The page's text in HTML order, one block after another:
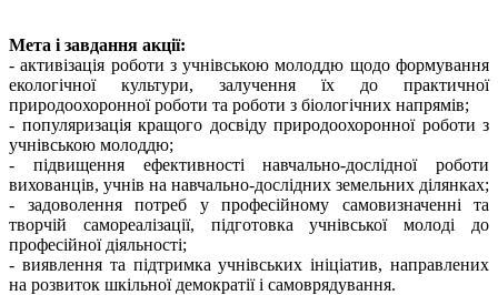
Мета і завдання акції:
- активізація роботи з учнівською молоддю щодо формування
екологічної культури, залучення їх до практичної
природоохоронної роботи та роботи з біологічних напрямів;
- популяризація кращого досвіду природоохоронної роботи з
учнівською молоддю;
- підвищення ефективності навчально-дослідної роботи
вихованців, учнів на навчально-дослідних земельних ділянках;
- задоволення потреб у професійному самовизначенні та
творчій самореалізації, підготовка учнівської молоді до
професійної діяльності;
- виявлення та підтримка учнівських ініціатив, направлених
на розвиток шкільної демократії і самоврядування.